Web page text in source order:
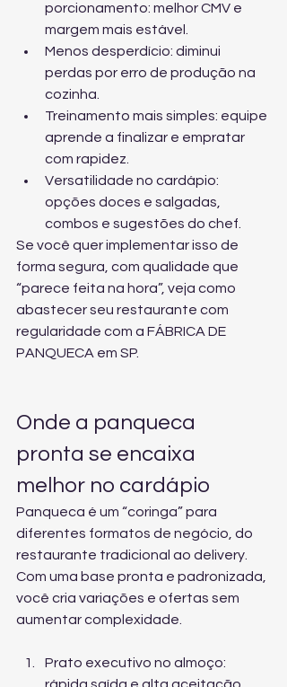
porcionamento: melhor CMV e
margem mais estável.
Menos desperdício: diminui
perdas por erro de produção na
cozinha.
Treinamento mais simples: equipe
aprende a finalizar e empratar
com rapidez.
Versatilidade no cardápio:
opções doces e salgadas,
combos e sugestões do chef.
Se você quer implementar isso de
forma segura, com qualidade que
“parece feita na hora”, veja como
abastecer seu restaurante com
regularidade com a FÁBRICA DE
PANQUECA em SP.
Onde a panqueca
pronta se encaixa
melhor no cardápio
Panqueca é um “coringa” para
diferentes formatos de negócio, do
restaurante tradicional ao delivery.
Com uma base pronta e padronizada,
você cria variações e ofertas sem
aumentar complexidade.
Prato executivo no almoço: